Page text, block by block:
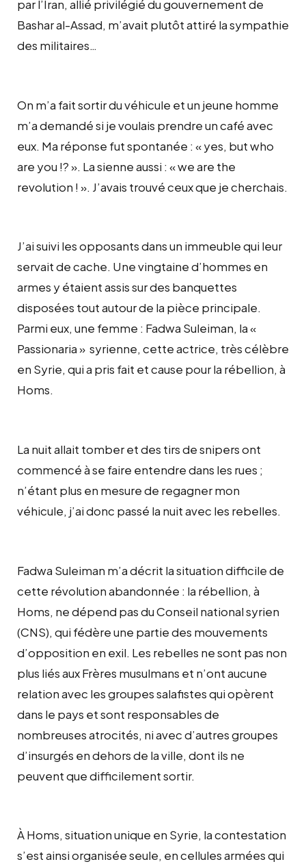
par l’Iran, allié privilégié du gouvernement de
Bashar al-Assad, m’avait plutôt attiré la sympathie
des militaires…
On m’a fait sortir du véhicule et un jeune homme
m’a demandé si je voulais prendre un café avec
eux. Ma réponse fut spontanée : « yes, but who
are you !? ». La sienne aussi : « we are the
revolution ! ». J’avais trouvé ceux que je cherchais.
J’ai suivi les opposants dans un immeuble qui leur
servait de cache. Une vingtaine d’hommes en
armes y étaient assis sur des banquettes
disposées tout autour de la pièce principale.
Parmi eux, une femme : Fadwa Suleiman, la «
Passionaria » syrienne, cette actrice, très célèbre
en Syrie, qui a pris fait et cause pour la rébellion, à
Homs.
La nuit allait tomber et des tirs de snipers ont
commencé à se faire entendre dans les rues ;
n’étant plus en mesure de regagner mon
véhicule, j’ai donc passé la nuit avec les rebelles.
Fadwa Suleiman m’a décrit la situation difficile de
cette révolution abandonnée : la rébellion, à
Homs, ne dépend pas du Conseil national syrien
(CNS), qui fédère une partie des mouvements
d’opposition en exil. Les rebelles ne sont pas non
plus liés aux Frères musulmans et n’ont aucune
relation avec les groupes salafistes qui opèrent
dans le pays et sont responsables de
nombreuses atrocités, ni avec d’autres groupes
d’insurgés en dehors de la ville, dont ils ne
peuvent que difficilement sortir.
À Homs, situation unique en Syrie, la contestation
s’est ainsi organisée seule, en cellules armées qui